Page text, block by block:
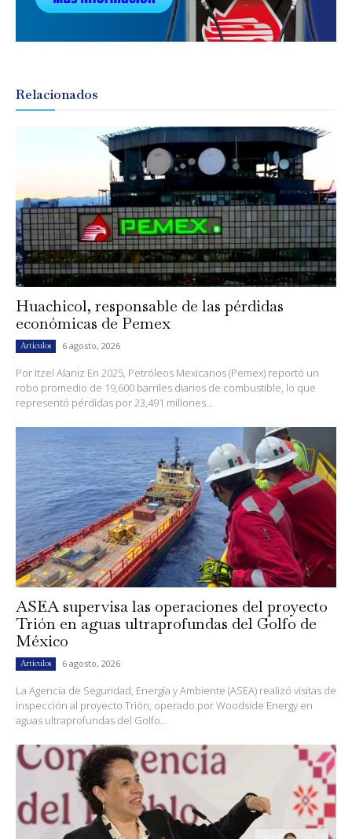
Relacionados
Huachicol, responsable de las pérdidas
económicas de Pemex
Artículos 6 agosto, 2026
Por Itzel Alaniz En 2025, Petróleos Mexicanos (Pemex) reportó un
robo promedio de 19,600 barriles diarios de combustible, lo que
representó pérdidas por 23,491 millones...
ASEA supervisa las operaciones del proyecto
Trión en aguas ultraprofundas del Golfo de
México
Artículos 6 agosto, 2026
La Agencia de Seguridad, Energía y Ambiente (ASEA) realizó visitas de
inspección al proyecto Trión, operado por Woodside Energy en
aguas ultraprofundas del Golfo...